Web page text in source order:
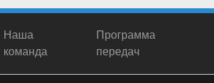
Наша
команда
Программа
передач